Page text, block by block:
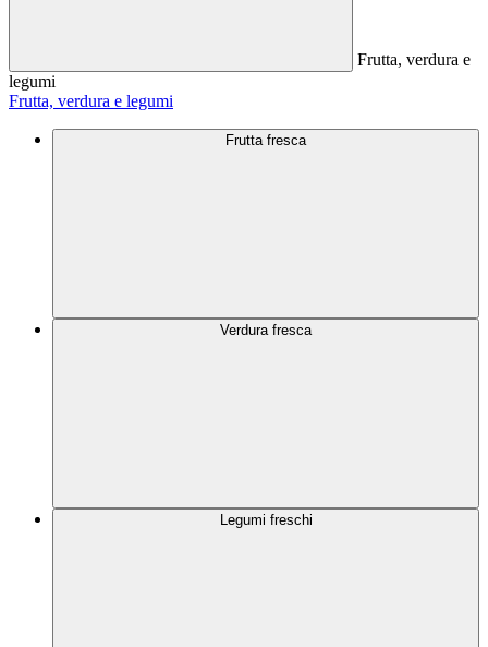
Frutta, verdura e
legumi
Frutta, verdura e legumi
Frutta fresca
Verdura fresca
Legumi freschi